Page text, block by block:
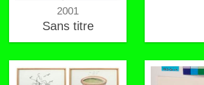
2001
Sans titre